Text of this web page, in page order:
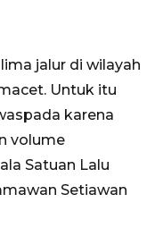
jalur di wilayah
Untuk itu
karena
volume
Satuan Lalu
Setiawan